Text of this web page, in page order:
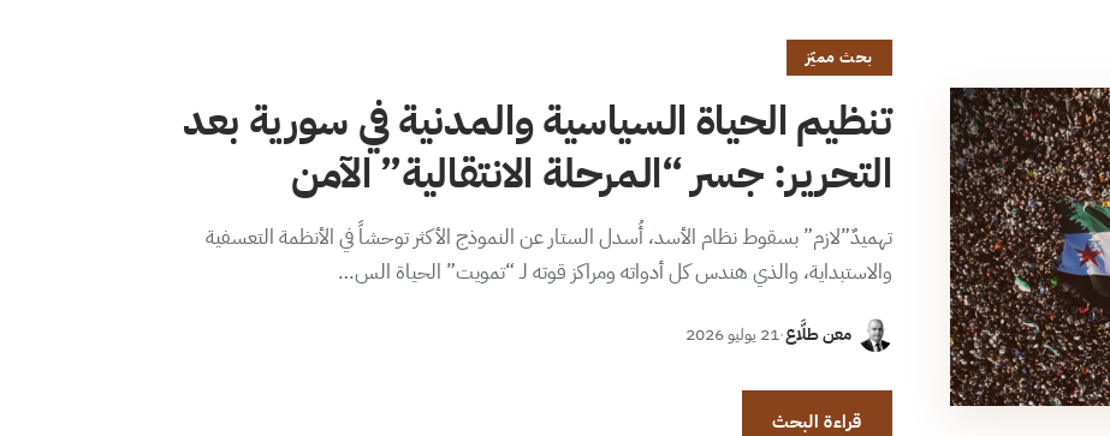
بحث مميّز
تنظيم الحياة السياسية والمدنية في سورية بعد
التحرير: جسر “المرحلة الانتقالية” الآمن
تهميدٌ”لازم” بسقوط نظام الأسد، أُسدل الستار عن النموذج الأكثر توحشاً في الأنظمة التعسفية
والاستبداية، والذي هندس كل أدواته ومراكز قوته لـ “تمويت” الحياة الس…
معن طلَّاع·21 يوليو 2026
قراءة البحث